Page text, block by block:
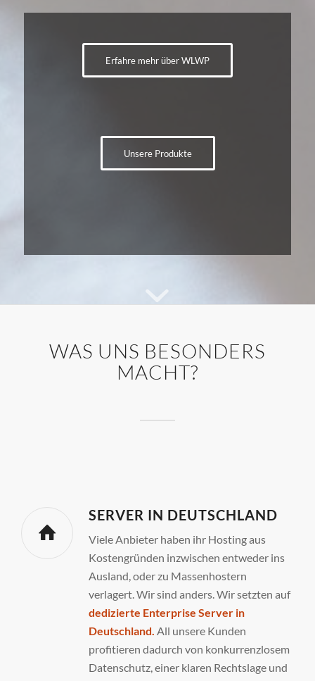
Erfahre mehr über WLWP
Unsere Produkte
WAS UNS BESONDERS
MACHT?
SERVER IN DEUTSCHLAND
Viele Anbieter haben ihr Hosting aus
Kostengründen inzwischen entweder ins
Ausland, oder zu Massenhostern
verlagert. Wir sind anders. Wir setzten auf
dedizierte Enterprise Server in
Deutschland. All unsere Kunden
profitieren dadurch von konkurrenzlosem
Datenschutz, einer klaren Rechtslage und